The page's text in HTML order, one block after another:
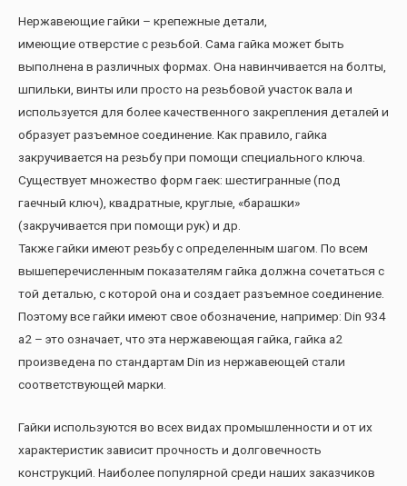
Нержавеющие гайки – крепежные детали,
имеющие отверстие с резьбой. Сама гайка может быть
выполнена в различных формах. Она навинчивается на болты,
шпильки, винты или просто на резьбовой участок вала и
используется для более качественного закрепления деталей и
образует разъемное соединение. Как правило, гайка
закручивается на резьбу при помощи специального ключа.
Существует множество форм гаек: шестигранные (под
гаечный ключ), квадратные, круглые, «барашки»
(закручивается при помощи рук) и др.
Также гайки имеют резьбу с определенным шагом. По всем
вышеперечисленным показателям гайка должна сочетаться с
той деталью, с которой она и создает разъемное соединение.
Поэтому все гайки имеют свое обозначение, например: Din 934
a2 – это означает, что эта нержавеющая гайка, гайка а2
произведена по стандартам Din из нержавеющей стали
соответствующей марки.
Гайки используются во всех видах промышленности и от их
характеристик зависит прочность и долговечность
конструкций. Наиболее популярной среди наших заказчиков